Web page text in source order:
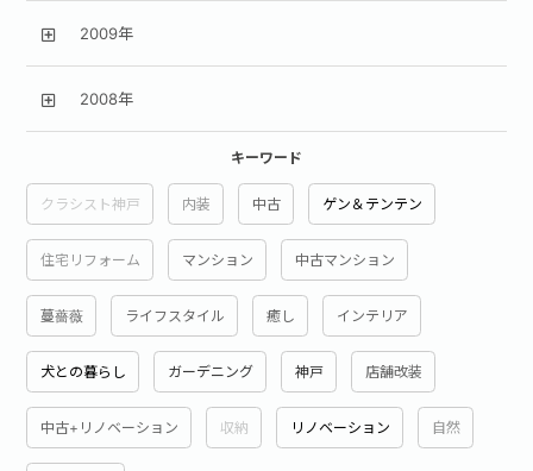
2009年
2008年
キーワード
クラシスト神戸 内装 中古 ゲン＆テンテン
住宅リフォーム マンション 中古マンション
蔓薔薇 ライフスタイル 癒し インテリア
犬との暮らし ガーデニング 神戸 店舗改装
中古+リノベーション 収納 リノベーション 自然